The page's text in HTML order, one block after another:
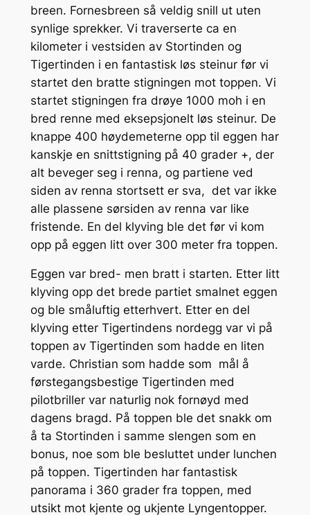
breen. Fornesbreen så veldig snill ut uten
synlige sprekker. Vi traverserte ca en
kilometer i vestsiden av Stortinden og
Tigertinden i en fantastisk løs steinur før vi
startet den bratte stigningen mot toppen. Vi
startet stigningen fra drøye 1000 moh i en
bred renne med eksepsjonelt løs steinur. De
knappe 400 høydemeterne opp til eggen har
kanskje en snittstigning på 40 grader +, der
alt beveger seg i renna, og partiene ved
siden av renna stortsett er sva, det var ikke
alle plassene sørsiden av renna var like
fristende. En del klyving ble det før vi kom
opp på eggen litt over 300 meter fra toppen.
Eggen var bred- men bratt i starten. Etter litt
klyving opp det brede partiet smalnet eggen
og ble småluftig etterhvert. Etter en del
klyving etter Tigertindens nordegg var vi på
toppen av Tigertinden som hadde en liten
varde. Christian som hadde som mål å
førstegangsbestige Tigertinden med
pilotbriller var naturlig nok fornøyd med
dagens bragd. På toppen ble det snakk om
å ta Stortinden i samme slengen som en
bonus, noe som ble besluttet under lunchen
på toppen. Tigertinden har fantastisk
panorama i 360 grader fra toppen, med
utsikt mot kjente og ukjente Lyngentopper.